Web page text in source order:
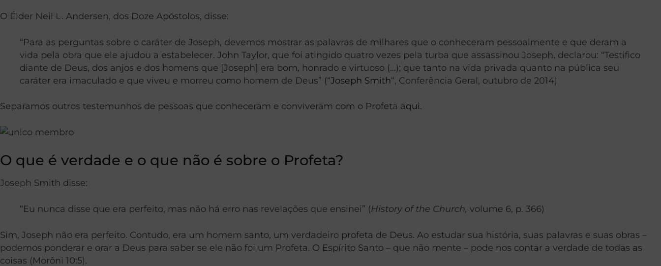
O Élder Neil L. Andersen, dos Doze Apóstolos, disse:
“Para as perguntas sobre o caráter de Joseph, devemos mostrar as palavras de milhares que o conheceram pessoalmente e que deram a
vida pela obra que ele ajudou a estabelecer. John Taylor, que foi atingido quatro vezes pela turba que assassinou Joseph, declarou: “Testifico
diante de Deus, dos anjos e dos homens que [Joseph] era bom, honrado e virtuoso (…); que tanto na vida privada quanto na pública seu
caráter era imaculado e que viveu e morreu como homem de Deus” (“Joseph Smith“, Conferência Geral, outubro de 2014)
Separamos outros testemunhos de pessoas que conheceram e conviveram com o Profeta aqui.
O que é verdade e o que não é sobre o Profeta?
Joseph Smith disse:
“Eu nunca disse que era perfeito, mas não há erro nas revelações que ensinei” (History of the Church, volume 6, p. 366)
Sim, Joseph não era perfeito. Contudo, era um homem santo, um verdadeiro profeta de Deus. Ao estudar sua história, suas palavras e suas obras –
podemos ponderar e orar a Deus para saber se ele não foi um Profeta. O Espírito Santo – que não mente – pode nos contar a verdade de todas as
coisas (Morôni 10:5).